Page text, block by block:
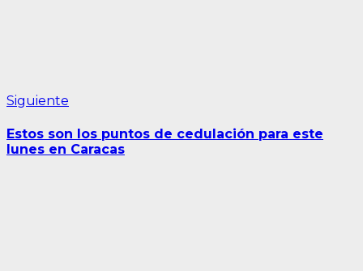
Siguiente
Estos son los puntos de cedulación para este
lunes en Caracas